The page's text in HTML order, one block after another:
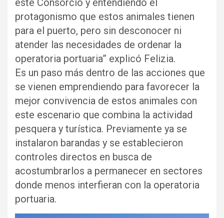
este Consorcio y entendiendo el
protagonismo que estos animales tienen
para el puerto, pero sin desconocer ni
atender las necesidades de ordenar la
operatoria portuaria” explicó Felizia.
Es un paso más dentro de las acciones que
se vienen emprendiendo para favorecer la
mejor convivencia de estos animales con
este escenario que combina la actividad
pesquera y turística. Previamente ya se
instalaron barandas y se establecieron
controles directos en busca de
acostumbrarlos a permanecer en sectores
donde menos interfieran con la operatoria
portuaria.